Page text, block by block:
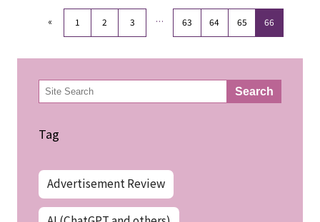
« 1 2 3 … 63 64 65 66
検
索 Search
Tag
Advertisement Review